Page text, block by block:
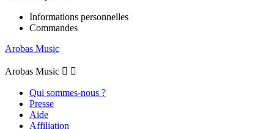
Informations personnelles
Commandes
Arobas Music
Arobas Music  
Qui sommes-nous ?
Presse
Aide
Affiliation